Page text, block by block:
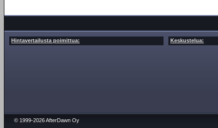
Hintavertailusta poimittua: Keskustelua:
© 1999-2026 AfterDawn Oy